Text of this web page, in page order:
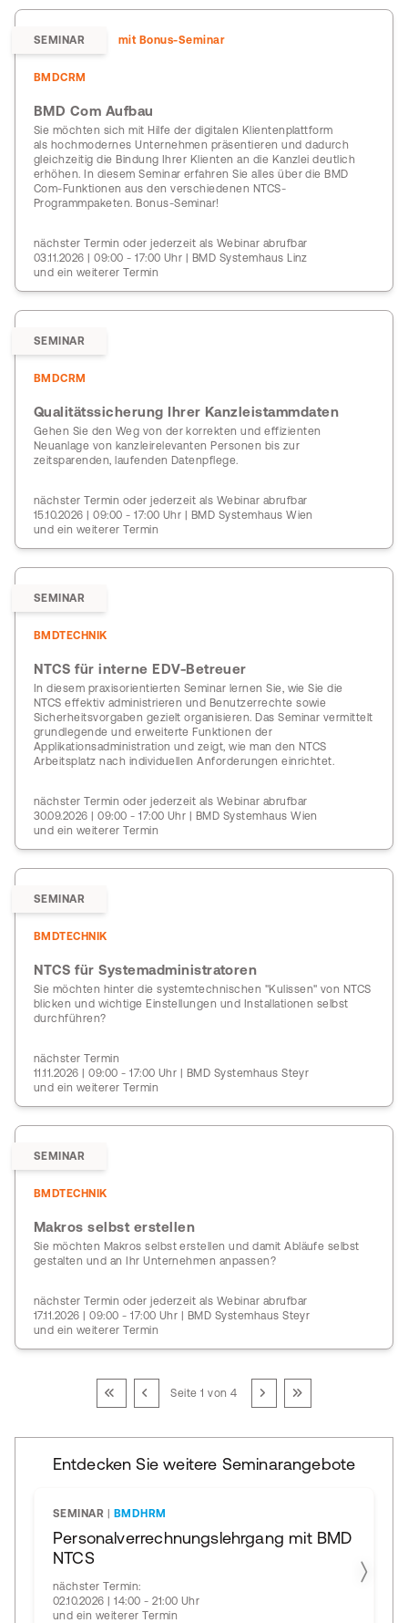
SEMINAR mit Bonus-Seminar
BMDCRM
BMD Com Aufbau
Sie möchten sich mit Hilfe der digitalen Klientenplattform
als hochmodernes Unternehmen präsentieren und dadurch
gleichzeitig die Bindung Ihrer Klienten an die Kanzlei deutlich
erhöhen. In diesem Seminar erfahren Sie alles über die BMD
Com-Funktionen aus den verschiedenen NTCS-
Programmpaketen. Bonus-Seminar!
nächster Termin oder jederzeit als Webinar abrufbar
03.11.2026 | 09:00 - 17:00 Uhr | BMD Systemhaus Linz
und ein weiterer Termin
SEMINAR
BMDCRM
Qualitätssicherung Ihrer Kanzleistammdaten
Gehen Sie den Weg von der korrekten und effizienten
Neuanlage von kanzleirelevanten Personen bis zur
zeitsparenden, laufenden Datenpflege.
nächster Termin oder jederzeit als Webinar abrufbar
15.10.2026 | 09:00 - 17:00 Uhr | BMD Systemhaus Wien
und ein weiterer Termin
SEMINAR
BMDTECHNIK
NTCS für interne EDV-Betreuer
In diesem praxisorientierten Seminar lernen Sie, wie Sie die
NTCS effektiv administrieren und Benutzerrechte sowie
Sicherheitsvorgaben gezielt organisieren. Das Seminar vermittelt
grundlegende und erweiterte Funktionen der
Applikationsadministration und zeigt, wie man den NTCS
Arbeitsplatz nach individuellen Anforderungen einrichtet.
nächster Termin oder jederzeit als Webinar abrufbar
30.09.2026 | 09:00 - 17:00 Uhr | BMD Systemhaus Wien
und ein weiterer Termin
SEMINAR
BMDTECHNIK
NTCS für Systemadministratoren
Sie möchten hinter die systemtechnischen "Kulissen" von NTCS
blicken und wichtige Einstellungen und Installationen selbst
durchführen?
nächster Termin
11.11.2026 | 09:00 - 17:00 Uhr | BMD Systemhaus Steyr
und ein weiterer Termin
SEMINAR
BMDTECHNIK
Makros selbst erstellen
Sie möchten Makros selbst erstellen und damit Abläufe selbst
gestalten und an Ihr Unternehmen anpassen?
nächster Termin oder jederzeit als Webinar abrufbar
17.11.2026 | 09:00 - 17:00 Uhr | BMD Systemhaus Steyr
und ein weiterer Termin
Seite 1 von 4
Entdecken Sie weitere Seminarangebote
SEMINAR BMDHRM
Personalverrechnungslehrgang mit BMD
NTCS
nächster Termin:
02.10.2026 | 14:00 - 21:00 Uhr
und ein weiterer Termin